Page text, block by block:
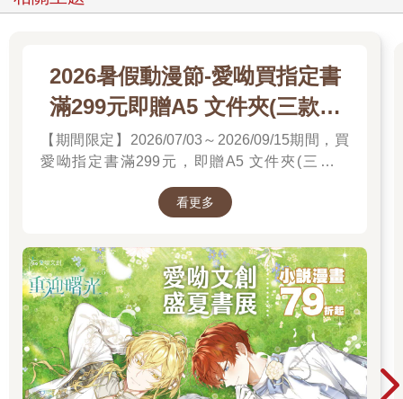
2026暑假動漫節-愛呦買指定書
滿299元即贈A5 文件夾(三款隨
機)
【期間限定】2026/07/03～2026/09/15期間，買
愛呦指定書滿299元，即贈A5 文件夾(三款隨
機)！單筆訂單不累贈，數量有限，送完為止！
看更多